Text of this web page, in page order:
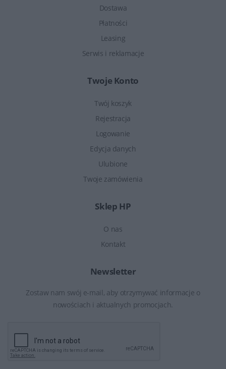
Dostawa
Płatności
Leasing
Serwis i reklamacje
Twoje Konto
Twój koszyk
Rejestracja
Logowanie
Edycja danych
Ulubione
Twoje zamówienia
Sklep HP
O nas
Kontakt
Newsletter
Zostaw nam swój e-mail, aby otrzymywać informacje o
nowościach i aktualnych promocjach.